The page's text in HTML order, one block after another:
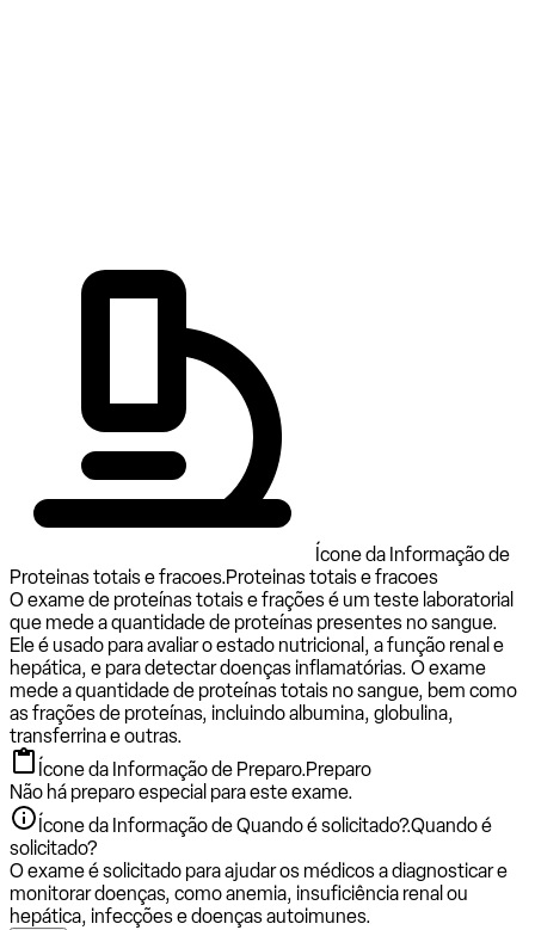
Ícone da Informação de
Proteinas totais e fracoes.Proteinas totais e fracoes
O exame de proteínas totais e frações é um teste laboratorial
que mede a quantidade de proteínas presentes no sangue.
Ele é usado para avaliar o estado nutricional, a função renal e
hepática, e para detectar doenças inflamatórias. O exame
mede a quantidade de proteínas totais no sangue, bem como
as frações de proteínas, incluindo albumina, globulina,
transferrina e outras.
Ícone da Informação de Preparo.Preparo
Não há preparo especial para este exame.
Ícone da Informação de Quando é solicitado?.Quando é
solicitado?
O exame é solicitado para ajudar os médicos a diagnosticar e
monitorar doenças, como anemia, insuficiência renal ou
hepática, infecções e doenças autoimunes.